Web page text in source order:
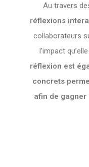
Au travers
réflexions
collaborateurs
l’impact
réflexion est
concrets
afin de